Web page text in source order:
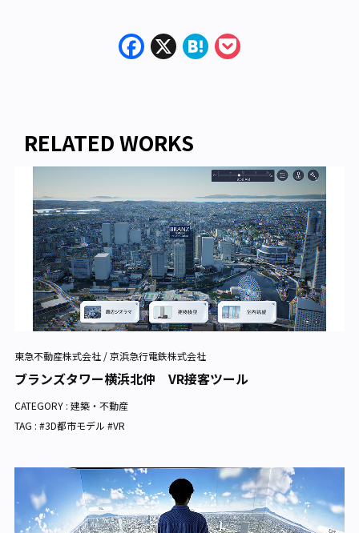
Facebook
X Hatena
RELATED WORKS
東急不動産株式会社 / 京浜急行電鉄株式会社
ブランズタワー横浜北仲 VR接客ツール
CATEGORY : 建築・不動産
TAG : #3D都市モデル #VR